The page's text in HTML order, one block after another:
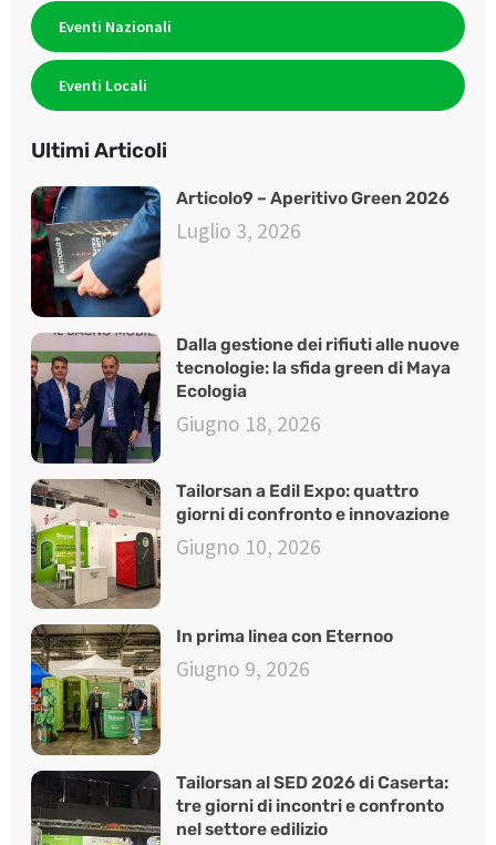
Eventi Nazionali
Eventi Locali
Ultimi Articoli
Articolo9 – Aperitivo Green 2026
Luglio 3, 2026
Dalla gestione dei rifiuti alle nuove
tecnologie: la sfida green di Maya
Ecologia
Giugno 18, 2026
Tailorsan a Edil Expo: quattro
giorni di confronto e innovazione
Giugno 10, 2026
In prima linea con Eternoo
Giugno 9, 2026
Tailorsan al SED 2026 di Caserta:
tre giorni di incontri e confronto
nel settore edilizio